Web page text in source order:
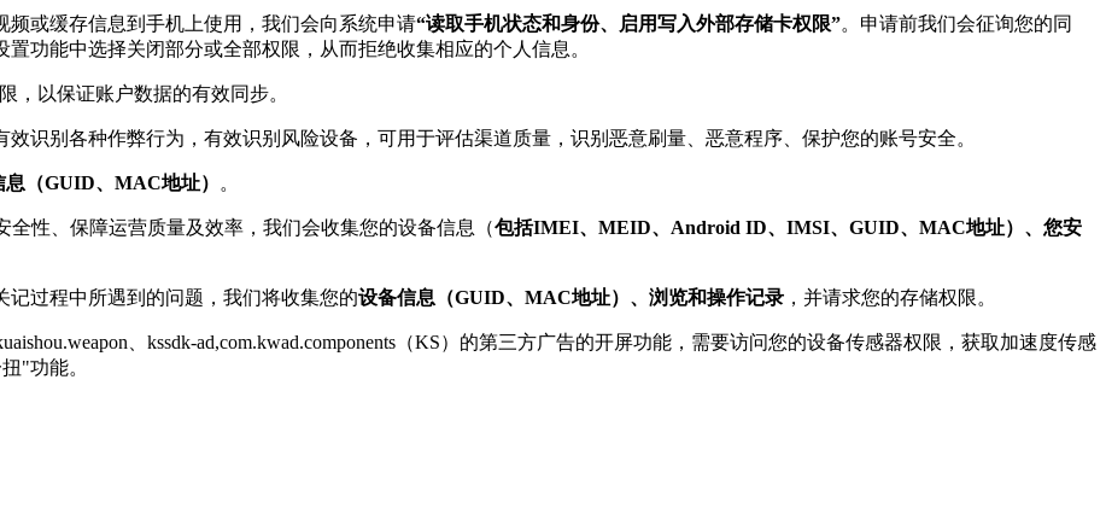
或缓存信息到手机上使用，我们会向系统申请“读取手机状态和身份、启用写入外部存储卡权限”。申请前我们会征询您的同
功能中选择关闭部分或全部权限，从而拒绝收集相应的个人信息。
，以保证账户数据的有效同步。
识别各种作弊行为，有效识别风险设备，可用于评估渠道质量，识别恶意刷量、恶意程序、保护您的账号安全。
息（GUID、MAC地址） 。
性、保障运营质量及效率，我们会收集您的设备信息（包括IMEI、MEID、Android ID、IMSI、GUID、MAC地址）、您安
过程中所遇到的问题，我们将收集您的设备信息（GUID、MAC地址）、浏览和操作记录 ，并请求您的存储权限。
、kssdk-ad,com.kwad.components（KS）的第三方广告的开屏功能，需要访问您的设备传感器权限，获取加速度传感
"功能。